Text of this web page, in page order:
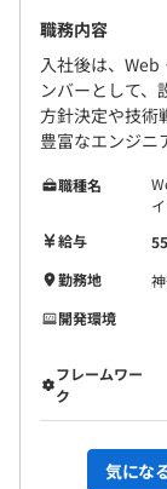
職務内容
入社後は、
ンバーとして、
方針決定や技術
豊富なエンジニ
職種名
給与
勤務地
開発環境
フレームワー
ク
気にな